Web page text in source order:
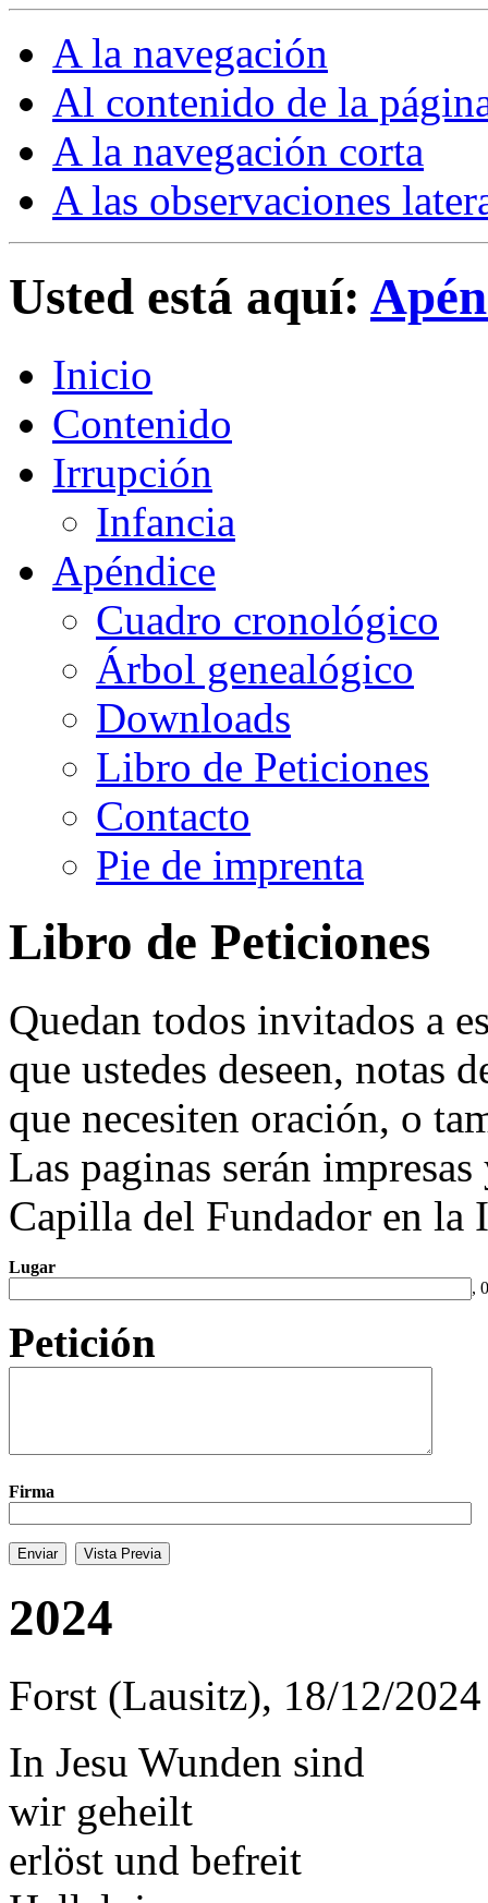
A la navegación
Al contenido de la
A la navegación corta
A las observaciones
Usted está aquí:
Inicio
Contenido
Irrupción
Infancia
Apéndice
Cuadro cronológico
Árbol genealógico
Downloads
Libro de Peticiones
Contacto
Pie de imprenta
Libro de Peticiones
Quedan todos invitados a
que ustedes deseen, notas
que necesiten oración, o
Las paginas serán
Capilla del Fundador en la
Lugar
,
Petición
Firma
2024
Forst (Lausitz), 18/12/2024
In Jesu Wunden sind
wir geheilt
erlöst und befreit